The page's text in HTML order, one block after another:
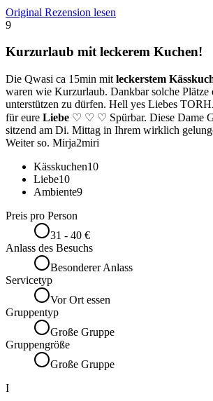
Original Rezension lesen
9
Kurzurlaub mit leckerem Kuchen!
Die Qwasi ca 15min mit leckerstem
waren wie Kurzurlaub. Dankbar solche Plätze
unterstützen zu dürfen. Hell yes Liebes
für eure Liebe ♡ ♡ ♡ Spürbar. Diese Dame
sitzend am Di. Mittag in Ihrem wirklich
Weiter so. Mirja2miri
Kässkuchen10
Liebe10
Ambiente9
Preis pro Person
31 - 40 €
Anlass des Besuchs
Besonderer Anlass
Servicetyp
Vor Ort essen
Gruppentyp
Große Gruppe
Gruppengröße
Große Gruppe
I